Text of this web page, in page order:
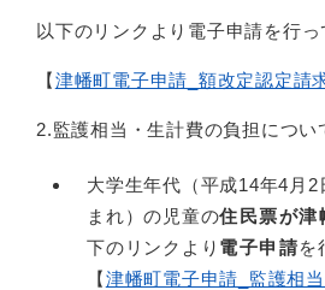
以下のリンクより電子申請を行っ
【津幡町電子申請_額改定認定請
2.監護相当・生計費の負担につい
大学生年代（平成14年4月
まれ）の児童の住民票が津
下のリンクより 電子申請を
【津幡町電子申請_監護相